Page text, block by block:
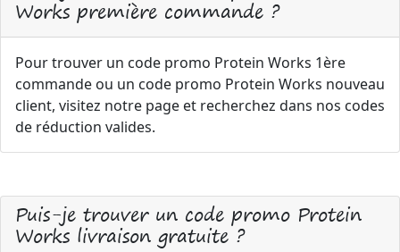
Works première commande ?
Pour trouver un code promo Protein Works 1ère
commande ou un code promo Protein Works nouveau
client, visitez notre page et recherchez dans nos codes
de réduction valides.
Puis-je trouver un code promo Protein
Works livraison gratuite ?